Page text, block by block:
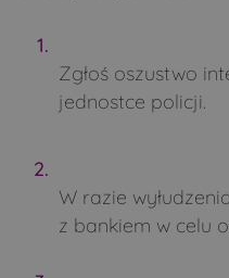
Zgłoś oszustwo
jednostce policji.
W razie
z bankiem w celu